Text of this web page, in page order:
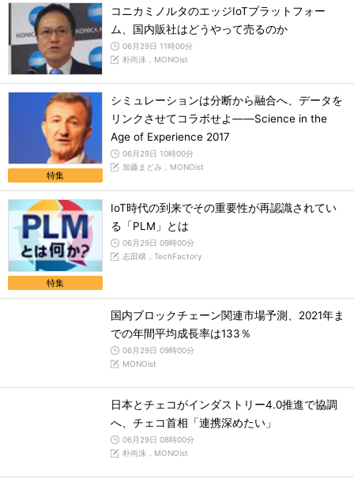
コニカミノルタのエッジIoTプラットフォー
ム、国内販社はどうやって売るのか
06月29日 11時00分
朴尚洙，MONOist
特集
シミュレーションは分断から融合へ、データを
リンクさせてコラボせよ――Science in the
Age of Experience 2017
06月29日 10時00分
加藤まどみ，MONOist
特集
IoT時代の到来でその重要性が再認識されてい
る「PLM」とは
06月29日 09時00分
志田穣，TechFactory
国内ブロックチェーン関連市場予測、2021年ま
での年間平均成長率は133％
06月29日 09時00分
MONOist
日本とチェコがインダストリー4.0推進で協調
へ、チェコ首相「連携深めたい」
06月29日 08時00分
朴尚洙，MONOist